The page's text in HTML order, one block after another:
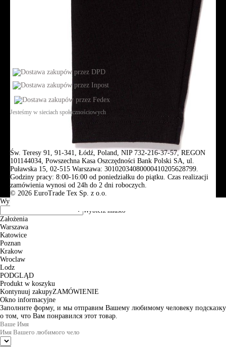
Jesteśmy w sieciach społecznościowych
Św. Teresy 91, 91-341, Łódź, Poland, NIP 732-216-37-57, REGON
101144034, Powszechna Kasa Oszczędności Bank Polski SA, ul.
Puławska 15, 02-515 Warszawa: 30102034080000410205628799.
Godziny pracy: 8:00-16:00 od poniedziałku do piątku. Czas realizacji
zamówienia wynosi od 24h do 2 dni roboczych.
© 2026 EuroTrade Tex Sp. z o.o.
Wybierz miasta
Założenia
Warszawa
Katowice
Poznan
Krakow
Wroclaw
Lodz
PODGLĄD
Produkt w koszyku
Kontynuuj zakupyZAMÓWIENIE
Okno informacyjne
Заполните форму, и мы отправим Вашему любимому человеку подсказку
о том, что Вам понравился этот товар.